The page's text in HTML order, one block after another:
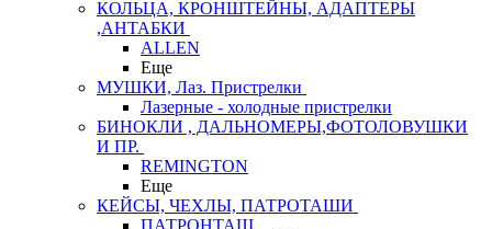
КОЛЬЦА, КРОНШТЕЙНЫ, АДАПТЕРЫ
,АНТАБКИ
ALLEN
Еще
МУШКИ, Лаз. Пристрелки
Лазерные - холодные пристрелки
БИНОКЛИ , ДАЛЬНОМЕРЫ,ФОТОЛОВУШКИ
И ПР.
REMINGTON
Еще
КЕЙСЫ, ЧЕХЛЫ, ПАТРОТАШИ
ПАТРОНТАШ